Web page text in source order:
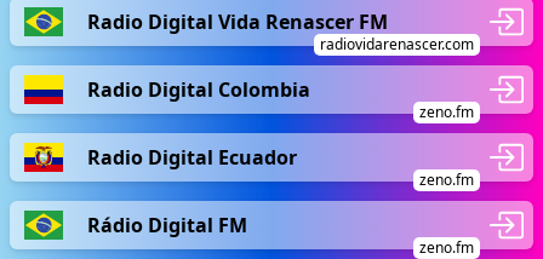
Radio Digital Vida Renascer FM
radiovidarenascer.com
Radio Digital Colombia
zeno.fm
Radio Digital Ecuador
zeno.fm
Rádio Digital FM
zeno.fm